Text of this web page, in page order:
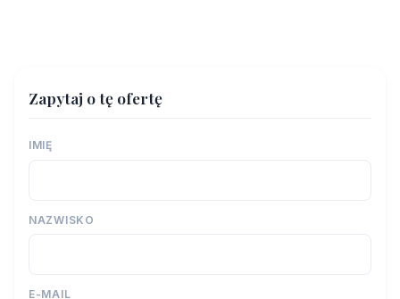
Zapytaj o tę ofertę
IMIĘ
NAZWISKO
E-MAIL